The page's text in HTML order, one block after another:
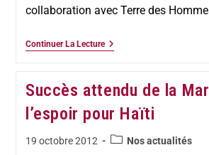
collaboration avec Terre des
Continuer La Lecture
Succès attendu de la
l’espoir pour Haïti
19 octobre 2012 Nos actualités